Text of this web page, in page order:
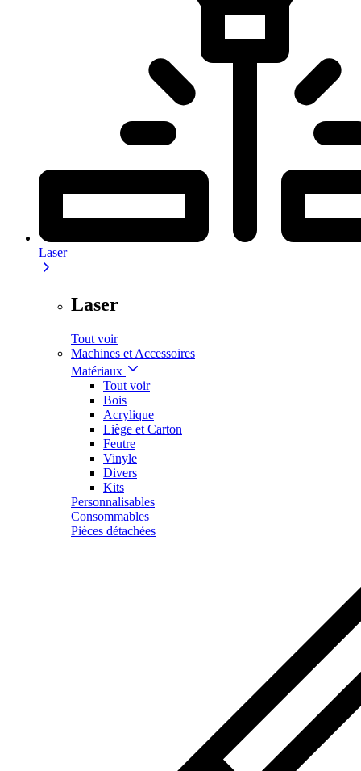
Laser
Laser
Tout voir
Machines et Accessoires
Matériaux
Tout voir
Bois
Acrylique
Liège et Carton
Feutre
Vinyle
Divers
Kits
Personnalisables
Consommables
Pièces détachées